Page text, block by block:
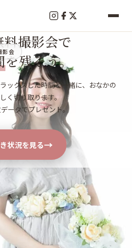
影会
撮影会で
を残そう。
ックスした時間と一緒に、おなかの
く切り取ります。
ータでプレゼント。
状況を見る→